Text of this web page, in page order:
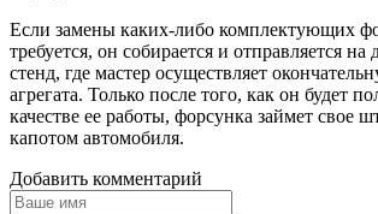
Если замены каких-либо комплектующих
требуется, он собирается и отправляется на
стенд, где мастер осуществляет
агрегата. Только после того, как он будет
качестве ее работы, форсунка займет свое
капотом автомобиля.
Добавить комментарий